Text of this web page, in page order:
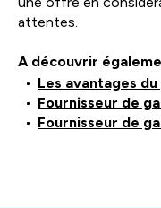
attentes.
A découvrir
Les avantages
Fournisseur de
Fournisseur de